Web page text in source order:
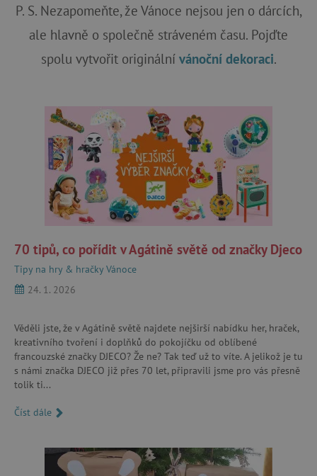
P. S. Nezapomeňte, že Vánoce nejsou jen o dárcích,
ale hlavně o společně stráveném času. Pojďte
spolu vytvořit originální vánoční dekoraci.
70 tipů, co pořídit v Agátině světě od značky Djeco
Tipy na hry & hračky Vánoce
24. 1. 2026
Věděli jste, že v Agátině světě najdete nejširší nabídku her, hraček,
kreativního tvoření i doplňků do pokojíčku od oblíbené
francouzské značky DJECO? Že ne? Tak teď už to víte. A jelikož je tu
s námi značka DJECO již přes 70 let, připravili jsme pro vás přesně
tolik ti...
Číst dále